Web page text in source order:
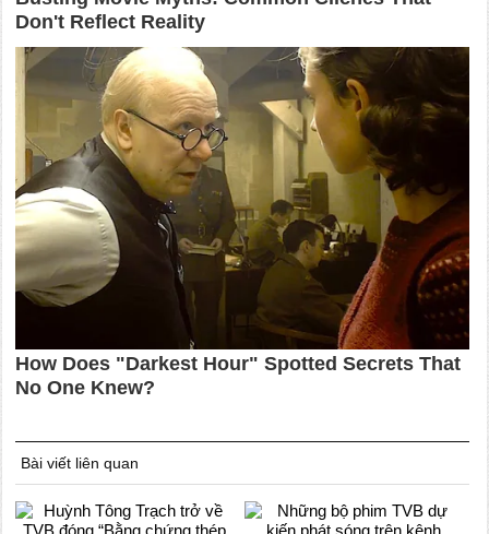
Bài viết liên quan